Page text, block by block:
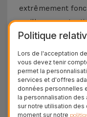
extrêmement
meilleure
portable,
négliger le
emblématiques
Samsung.
Découvrez les
silicone
Politique
Lors de l'acceptation
vous devez tenir
permet la
services et d'offres
données personnelles
la personnalisation des
sur notre utilisation
moment sur notre